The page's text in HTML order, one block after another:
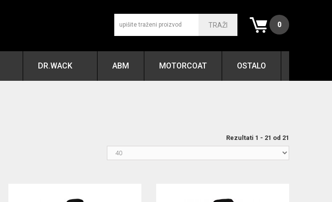
0
TRAŽI
DR.WACK ABM MOTORCOAT OSTALO
Rezultati 1 - 21 od 21